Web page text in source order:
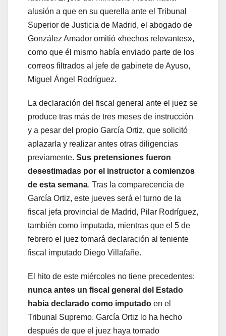
alusión a que en su querella ante el Tribunal
Superior de Justicia de Madrid, el abogado de
González Amador omitió «hechos relevantes»,
como que él mismo había enviado parte de los
correos filtrados al jefe de gabinete de Ayuso,
Miguel Ángel Rodríguez.
La declaración del fiscal general ante el juez se
produce tras más de tres meses de instrucción
y a pesar del propio García Ortiz, que solicitó
aplazarla y realizar antes otras diligencias
previamente. Sus pretensiones fueron
desestimadas por el instructor a comienzos
de esta semana. Tras la comparecencia de
García Ortiz, este jueves será el turno de la
fiscal jefa provincial de Madrid, Pilar Rodríguez,
también como imputada, mientras que el 5 de
febrero el juez tomará declaración al teniente
fiscal imputado Diego Villafañe.
El hito de este miércoles no tiene precedentes:
nunca antes un fiscal general del Estado
había declarado como imputado en el
Tribunal Supremo. García Ortiz lo ha hecho
después de que el juez haya tomado